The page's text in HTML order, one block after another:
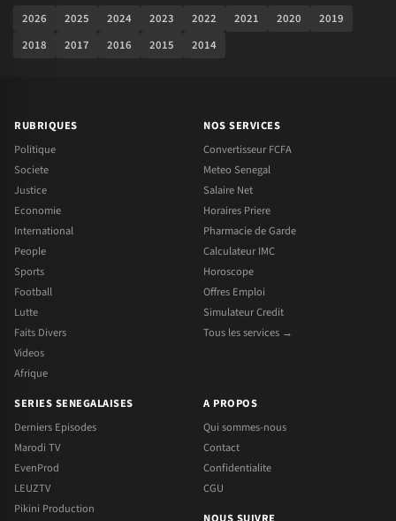
2026 2025 2024 2023 2022 2021 2020
2019
2018
2017 2016 2015 2014
RUBRIQUES
Politique
Societe
Justice
Economie
International
People
Sports
Football
Lutte
Faits Divers
Videos
Afrique
NOS SERVICES
Convertisseur FCFA
Meteo Senegal
Salaire Net
Horaires Priere
Pharmacie de Garde
Calculateur IMC
Horoscope
Offres Emploi
Simulateur Credit
Tous les services →
SERIES SENEGALAISES
Derniers Episodes
Marodi TV
EvenProd
LEUZTV
Pikini Production
A PROPOS
Qui sommes-nous
Contact
Confidentialite
CGU